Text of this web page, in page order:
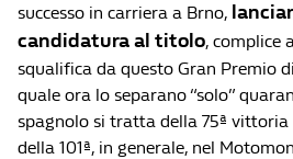
successo in carriera a Brno,
candidatura al titolo, complice
squalifica da questo Gran Premio
quale ora lo separano “solo”
spagnolo si tratta della 75ª vittoria
della 101ª, in generale, nel